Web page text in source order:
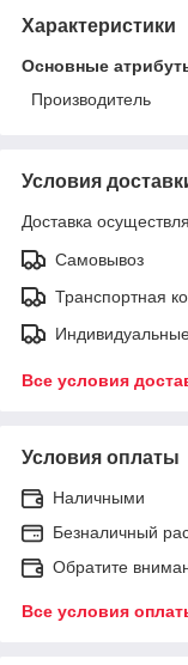
Характеристики
Основные
Производитель
Условия
Доставка
Самовывоз
Транспортная
Все условия
Условия оплаты
Наличными
Безналичный
Обратите
Все условия